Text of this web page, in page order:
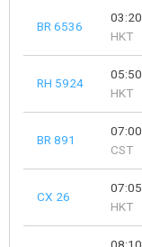
BR 6536
03:20
HKT
RH 5924
05:50
HKT
BR 891
07:00
CST
CX 26
07:05
HKT